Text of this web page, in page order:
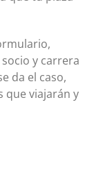
y carrera
da el caso,
que viajarán y